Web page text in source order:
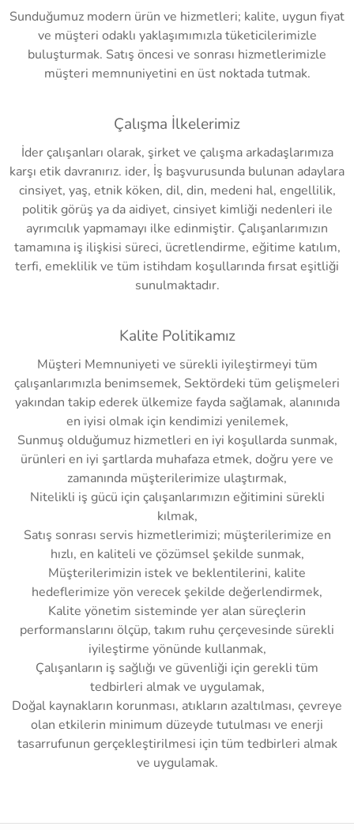
Sunduğumuz modern ürün ve hizmetleri; kalite, uygun fiyat
ve müşteri odaklı yaklaşımımızla tüketicilerimizle
buluşturmak. Satış öncesi ve sonrası hizmetlerimizle
müşteri memnuniyetini en üst noktada tutmak.
Çalışma İlkelerimiz
İder çalışanları olarak, şirket ve çalışma arkadaşlarımıza
karşı etik davranırız. ider, İş başvurusunda bulunan adaylara
cinsiyet, yaş, etnik köken, dil, din, medeni hal, engellilik,
politik görüş ya da aidiyet, cinsiyet kimliği nedenleri ile
ayrımcılık yapmamayı ilke edinmiştir. Çalışanlarımızın
tamamına iş ilişkisi süreci, ücretlendirme, eğitime katılım,
terfi, emeklilik ve tüm istihdam koşullarında fırsat eşitliği
sunulmaktadır.
Kalite Politikamız
Müşteri Memnuniyeti ve sürekli iyileştirmeyi tüm
çalışanlarımızla benimsemek, Sektördeki tüm gelişmeleri
yakından takip ederek ülkemize fayda sağlamak, alanınıda
en iyisi olmak için kendimizi yenilemek,
Sunmuş olduğumuz hizmetleri en iyi koşullarda sunmak,
ürünleri en iyi şartlarda muhafaza etmek, doğru yere ve
zamanında müşterilerimize ulaştırmak,
Nitelikli iş gücü için çalışanlarımızın eğitimini sürekli
kılmak,
Satış sonrası servis hizmetlerimizi; müşterilerimize en
hızlı, en kaliteli ve çözümsel şekilde sunmak,
Müşterilerimizin istek ve beklentilerini, kalite
hedeflerimize yön verecek şekilde değerlendirmek,
Kalite yönetim sisteminde yer alan süreçlerin
performanslarını ölçüp, takım ruhu çerçevesinde sürekli
iyileştirme yönünde kullanmak,
Çalışanların iş sağlığı ve güvenliği için gerekli tüm
tedbirleri almak ve uygulamak,
Doğal kaynakların korunması, atıkların azaltılması, çevreye
olan etkilerin minimum düzeyde tutulması ve enerji
tasarrufunun gerçekleştirilmesi için tüm tedbirleri almak
ve uygulamak.